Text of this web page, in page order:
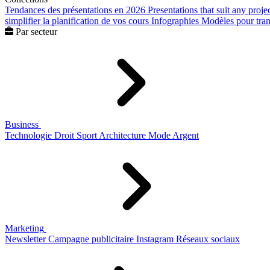
Tendances des présentations en 2026 Presentations that suit any
simplifier la planification de vos cours Infographies Modèles pour
Par secteur
Business
Technologie Droit Sport Architecture Mode Argent
Marketing
Newsletter Campagne publicitaire Instagram Réseaux sociaux